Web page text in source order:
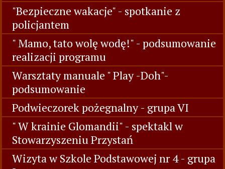
"Bezpieczne wakacje" - spotkanie z
policjantem
" Mamo, tato wolę wodę!" - podsumowanie
realizacji programu
Warsztaty manuale " Play -Doh"-
podsumowanie
Podwieczorek pożegnalny - grupa VI
" W krainie Glomandii" - spektakl w
Stowarzyszeniu Przystań
Wizyta w Szkole Podstawowej nr 4 - grupa